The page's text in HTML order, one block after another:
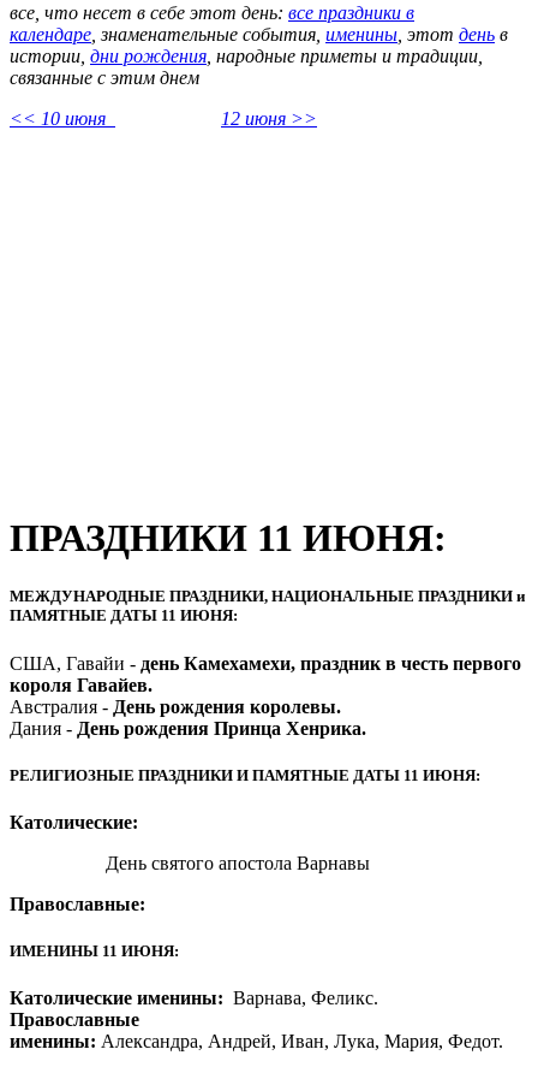
все, что несет в себе этот день: все праздники в
календаре ,знаменательные события, именины , этот день в
истории, дни рождения , народные приметы и традиции,
связанные с этим днем
<< 10 июня
12 июня >>
ПРАЗДНИКИ 11 ИЮНЯ:
МЕЖДУНАРОДНЫЕ ПРАЗДНИКИ, НАЦИОНАЛЬНЫЕ ПРАЗДНИКИ и
ПАМЯТНЫЕ ДАТЫ 11 ИЮНЯ:
США, Гавайи - день Камехамехи, праздник в честь первого
короля Гавайев.
Австралия - День рождения королевы.
Дания - День рождения Принца Хенрика.
РЕЛИГИОЗНЫЕ ПРАЗДНИКИ И ПАМЯТНЫЕ ДАТЫ 11 ИЮНЯ:
Католические:
День святого апостола Варнавы
Православные:
ИМЕНИНЫ 11 ИЮНЯ:
Католические именины: Варнава, Феликс.
Православные
именины: Александра, Андрей, Иван, Лука, Мария, Федот.